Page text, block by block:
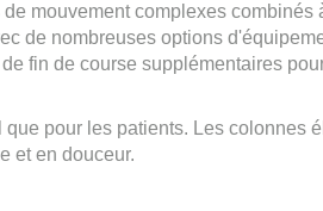
mouvement complexes combinés
de nombreuses options
fin de course supplémentaires
pour les patients. Les colonnes
et en douceur.